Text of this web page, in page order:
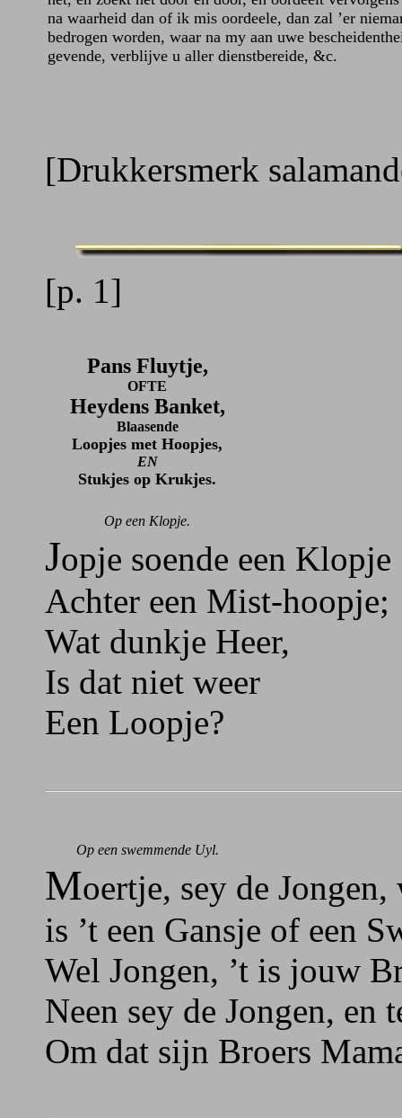
na waarheid dan of ik mis oordeele, dan zal ’er
bedrogen worden, waar na my aan uwe
gevende, verblijve u aller dienstbereide, &c.
[Drukkersmerk
[p. 1]
Pans Fluytje,
OFTE
Heydens Banket,
Blaasende
Loopjes met Hoopjes,
EN
Stukjes op Krukjes.
Op een Klopje.
Jopje soende een Klopje
Achter een Mist-hoopje;
Wat dunkje Heer,
Is dat niet weer
Een Loopje?
Op een swemmende Uyl.
Moertje, sey de Jongen,
is ’t een Gansje of een
Wel Jongen, ’t is jouw
Neen sey de Jongen, en
Om dat sijn Broers